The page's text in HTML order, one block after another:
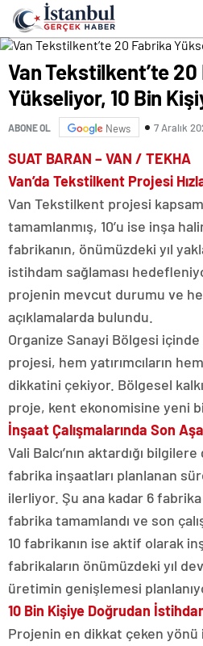
Van Tekstilkent’te
Yükseliyor, 10 Bin
ABONE OL News 7 Aralık
SUAT BARAN – VAN / TEKHA
Van’da Tekstilkent Projesi
Van Tekstilkent projesi
tamamlanmış, 10’u ise inşa
fabrikanın, önümüzdeki yıl
istihdam sağlaması
projenin mevcut durumu ve
açıklamalarda bulundu.
Organize Sanayi Bölgesi
projesi, hem yatırımcıların
dikkatini çekiyor. Bölgesel
proje, kent ekonomisine yeni
İnşaat Çalışmalarında Son
Vali Balcı’nın aktardığı
fabrika inşaatları planlanan
ilerliyor. Şu ana kadar 6
fabrika tamamlandı ve son
10 fabrikanın ise aktif olarak
fabrikaların önümüzdeki yıl
üretimin genişlemesi
10 Bin Kişiye Doğrudan
Projenin en dikkat çeken